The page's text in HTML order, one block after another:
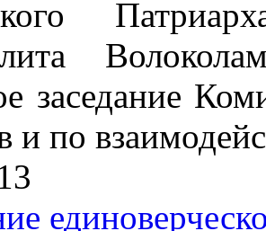
заседание
и по